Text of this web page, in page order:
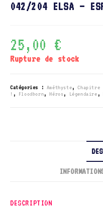
042/204 ELSA –
25,00 €
Rupture de stock
Catégories : Améthyste,Chapitre
! , Floodborn,Héros, Légendaire ,
DESCRIPTION